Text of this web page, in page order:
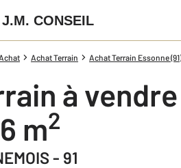
J.M. CONSEIL
Achat Terrain Achat Terrain Essonne (91)
à vendre
m2
- 91